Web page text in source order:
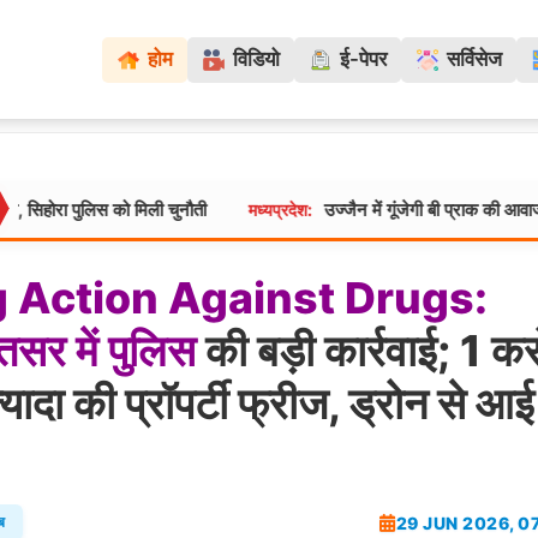
होम विडियो ई-पेपर सर्विसेज
चुनौती मध्यप्रदेश: उज्जैन में गूंजेगी बी प्राक की आवाज: श्रावण कला
Action Against Drugs:
मेंपुलिसकी बड़ी कार्रवाई; 1
की प्रॉपर्टी फ्रीज, ड्रोन से
29 JUN 2026,